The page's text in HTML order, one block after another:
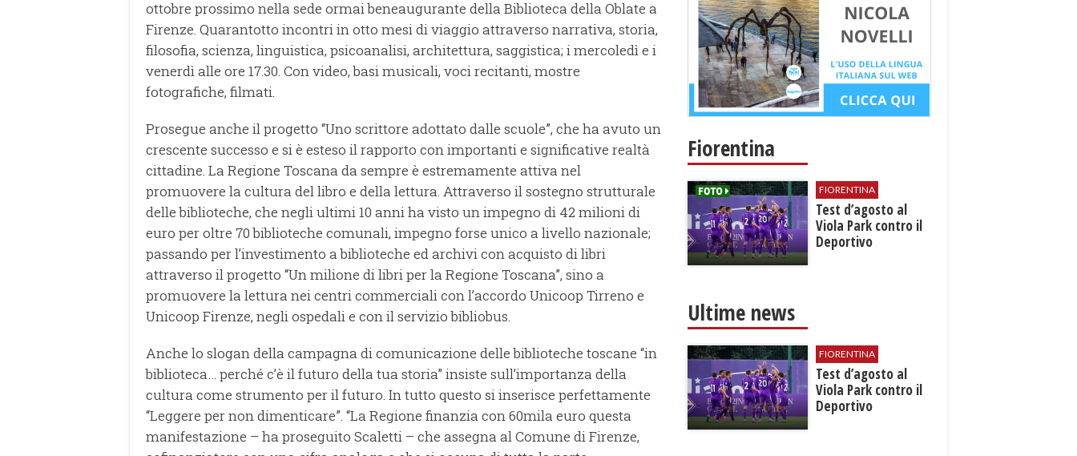
ottobre prossimo nella sede ormai beneaugurante della Biblioteca della Oblate a
Firenze. Quarantotto incontri in otto mesi di viaggio attraverso narrativa, storia,
filosofia, scienza, linguistica, psicoanalisi, architettura, saggistica; i mercoledì e i
venerdì alle ore 17.30. Con video, basi musicali, voci recitanti, mostre
fotografiche, filmati.
Prosegue anche il progetto “Uno scrittore adottato dalle scuole”, che ha avuto un
crescente successo e si è esteso il rapporto con importanti e significative realtà
cittadine. La Regione Toscana da sempre è estremamente attiva nel
promuovere la cultura del libro e della lettura. Attraverso il sostegno strutturale
delle biblioteche, che negli ultimi 10 anni ha visto un impegno di 42 milioni di
euro per oltre 70 biblioteche comunali, impegno forse unico a livello nazionale;
passando per l’investimento a biblioteche ed archivi con acquisto di libri
attraverso il progetto “Un milione di libri per la Regione Toscana”, sino a
promuovere la lettura nei centri commerciali con l’accordo Unicoop Tirreno e
Unicoop Firenze, negli ospedali e con il servizio bibliobus.
Anche lo slogan della campagna di comunicazione delle biblioteche toscane “in
biblioteca… perché c’è il futuro della tua storia” insiste sull’importanza della
cultura come strumento per il futuro. In tutto questo si inserisce perfettamente
“Leggere per non dimenticare”. “La Regione finanzia con 60mila euro questa
manifestazione – ha proseguito Scaletti – che assegna al Comune di Firenze,
Fiorentina
FIORENTINA
Test d’agosto al
Viola Park contro il
Deportivo
Ultime news
FIORENTINA
Test d’agosto al
Viola Park contro il
Deportivo